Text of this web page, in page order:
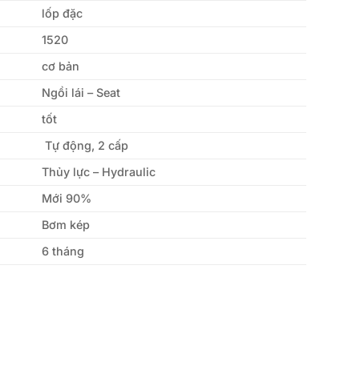
lốp đặc
1520
cơ bản
Ngồi lái – Seat
tốt
Tự động, 2 cấp
Thủy lực – Hydraulic
Mới 90%
Bơm kép
6 tháng